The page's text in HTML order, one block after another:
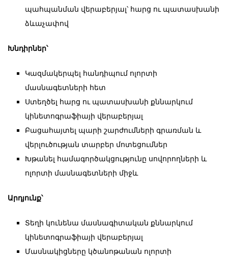
պահպանման վերաբերյալ՝ հարց ու պատասխանի
ձևաչափով
Խնդիրներ՝
Կազմակերպել հանդիպում ոլորտի
մասնագետների հետ
Ստեղծել հարց ու պատասխանի քննարկում
կինետոգրաֆիայի վերաբերյալ
Բացահայտել պարի շարժումների գրառման և
վերլուծության տարբեր մոտեցումներ
Խթանել համագործակցությունը սովորողների և
ոլորտի մասնագետների միջև
Արդյունք՝
Տեղի կունենա մասնագիտական քննարկում
կինետոգրաֆիայի վերաբերյալ
Մասնակիցները կծանոթանան ոլորտի